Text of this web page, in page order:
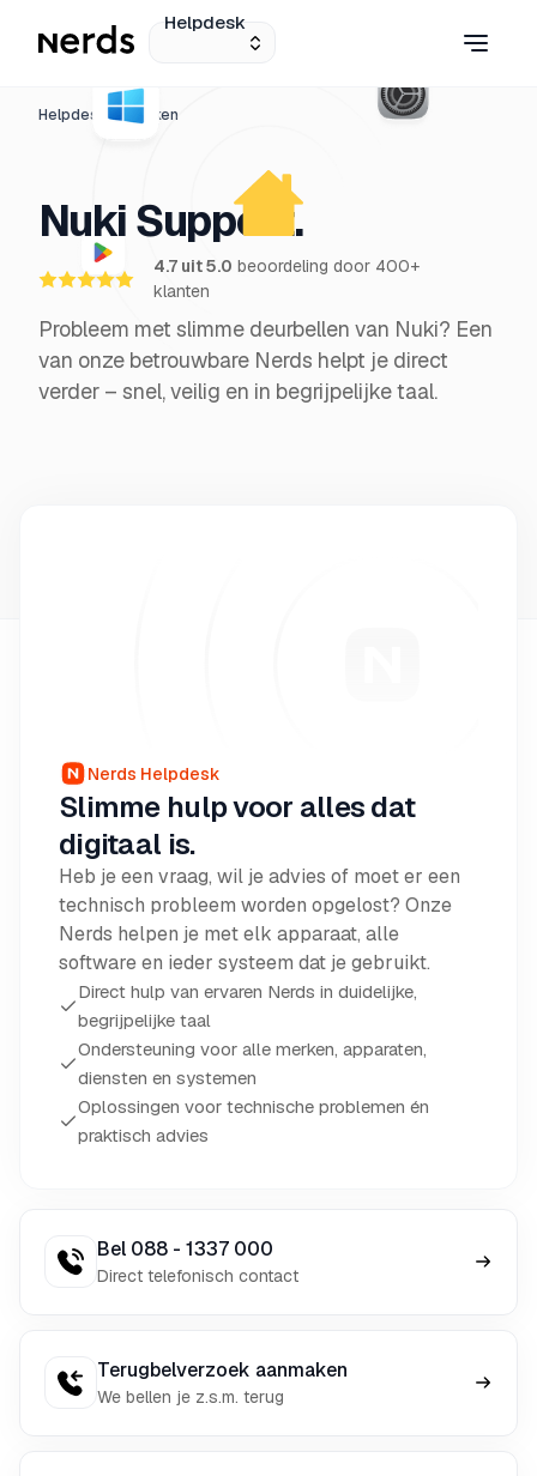
Helpdesk
Helpdesk Merken
Nuki Support.
4.7 uit 5.0 beoordeling door 400+
klanten
Probleem met slimme deurbellen van Nuki? Een
van onze betrouwbare Nerds helpt je direct
verder – snel, veilig en in begrijpelijke taal.
Nerds Helpdesk
Slimme hulp voor alles dat
digitaal is.
Heb je een vraag, wil je advies of moet er een
technisch probleem worden opgelost? Onze
Nerds helpen je met elk apparaat, alle
software en ieder systeem dat je gebruikt.
Direct hulp van ervaren Nerds in duidelijke,
begrijpelijke taal
Ondersteuning voor alle merken, apparaten,
diensten en systemen
Oplossingen voor technische problemen én
praktisch advies
Bel 088 - 1337 000
Direct telefonisch contact
Terugbelverzoek aanmaken
We bellen je z.s.m. terug